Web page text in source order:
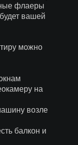
флаеры
вашей
можно
на
возле
балкон и